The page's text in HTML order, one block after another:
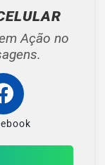
Ação no